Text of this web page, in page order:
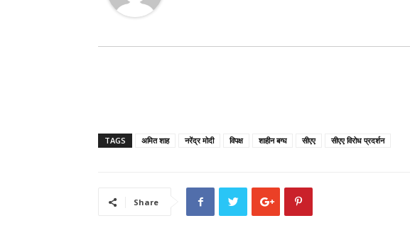
TAGS अमित शाह नरेंद्र मोदी विपक्ष शाहीन बग्घ सीएए सीएए विरोध प्रदर्शन
Share